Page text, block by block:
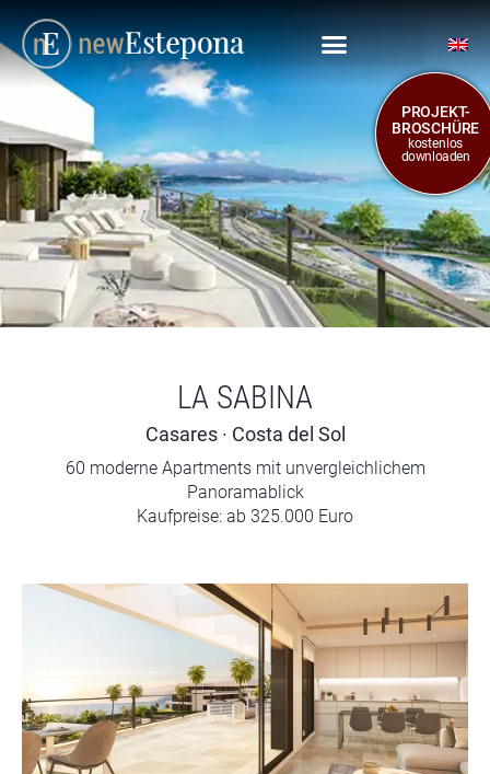
LA SABINA
Casares · Costa del Sol
60 moderne Apartments mit unvergleichlichem
Panoramablick
Kaufpreise: ab 325.000 Euro
PROJEKT-
BROSCHÜRE
kostenlos
downloaden